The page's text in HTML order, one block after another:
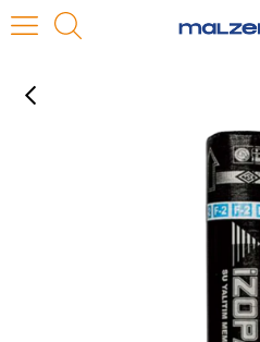
İZOPAMAX C200 2MM MEMBRAN (15M2)